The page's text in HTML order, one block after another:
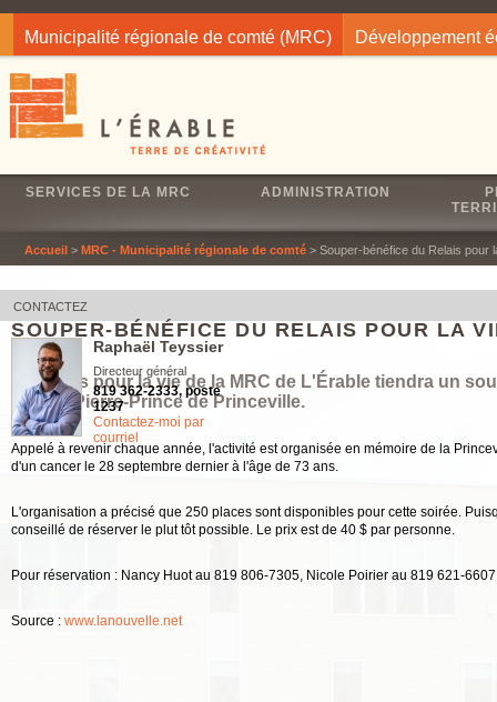
Municipalité régionale de comté (MRC) Développement
SERVICES DE LA MRC ADMINISTRATION
Accueil > MRC - Municipalité régionale de comté > Souper-bénéfice du Relais pour
SOUPER-BÉNÉFICE DU RELAIS POUR LA
Le Relais pour la vie de la MRC de L'Érable tiendra un
la salle Pierre-Prince de Princeville.
Appelé à revenir chaque année, l'activité est organisée en mémoire de la
d'un cancer le 28 septembre dernier à l'âge de 73 ans.
L'organisation a précisé que 250 places sont disponibles pour cette soirée.
conseillé de réserver le plut tôt possible. Le prix est de 40 $ par personne.
Pour réservation : Nancy Huot au 819 806-7305, Nicole Poirier au 819 621-
Source : www.lanouvelle.net
CONTACTEZ
Raphaël Teyssier
Directeur général
819 362-2333, poste
1237
Contactez-moi par
courriel